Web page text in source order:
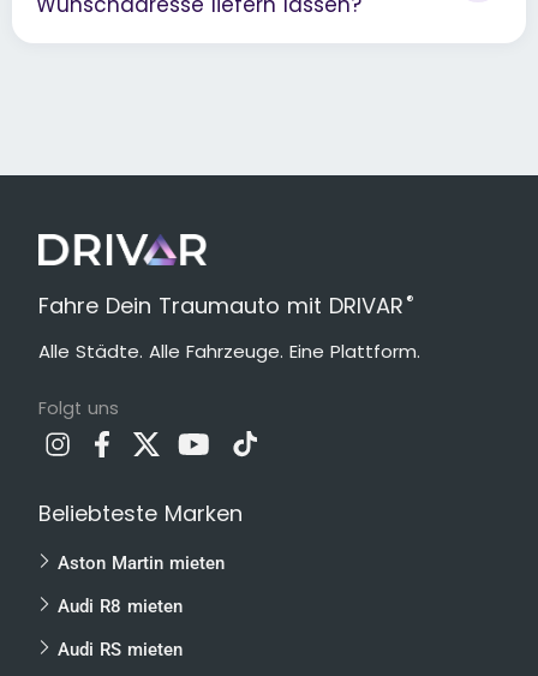
Fahre Dein Traumauto mit DRIVAR ®
Alle Städte. Alle Fahrzeuge. Eine Plattform.
Folgt uns
Beliebteste Marken
Aston Martin mieten
Audi R8 mieten
Audi RS mieten